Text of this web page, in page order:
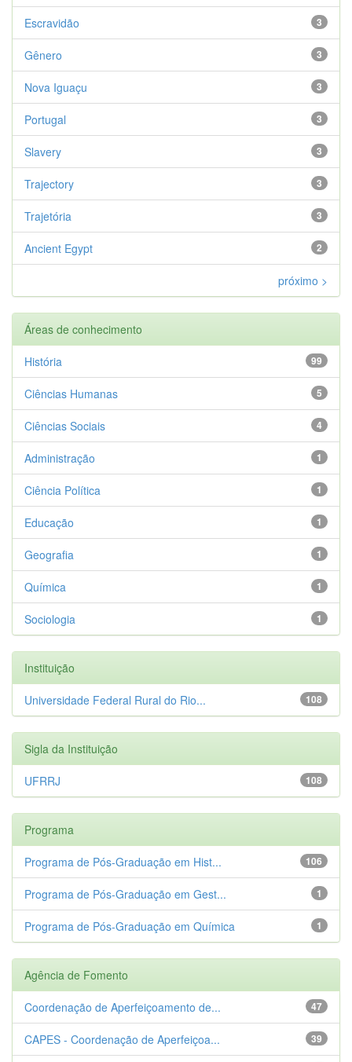
3
Escravidão
3
Gênero
3
Nova Iguaçu
3
Portugal
3
Slavery
3
Trajectory
3
Trajetória
2
Ancient Egypt
próximo >
Áreas de conhecimento
99
História
5
Ciências Humanas
4
Ciências Sociais
1
Administração
1
Ciência Política
1
Educação
1
Geografia
1
Química
1
Sociologia
Instituição
108
Universidade Federal Rural do Rio...
Sigla da Instituição
108
UFRRJ
Programa
106
Programa de Pós-Graduação em Hist...
1
Programa de Pós-Graduação em Gest...
1
Programa de Pós-Graduação em Química
Agência de Fomento
47
Coordenação de Aperfeiçoamento de...
39
CAPES - Coordenação de Aperfeiçoa...